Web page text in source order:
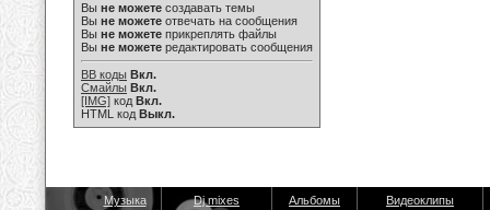
Вы не можете создавать темы
Вы не можете отвечать на сообщения
Вы не можете прикреплять файлы
Вы не можете редактировать сообщения
BB коды Вкл.
Смайлы Вкл.
[IMG] код Вкл.
HTML код Выкл.
Музыка Dj mixes Альбомы Видеоклипы